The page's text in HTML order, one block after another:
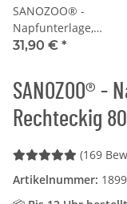
SANOZOO® -
Napfunterlage,
Öko-Tex, Rund
Mangogelb
31,90 € *
SANOZOO® -
Rechteckig
(169
Artikelnummer: